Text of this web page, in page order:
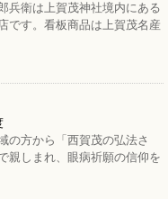
兵衛は上賀茂神社境内にある
です。看板商品は上賀茂名産
の方から「西賀茂の弘法さ
親しまれ、眼病祈願の信仰を